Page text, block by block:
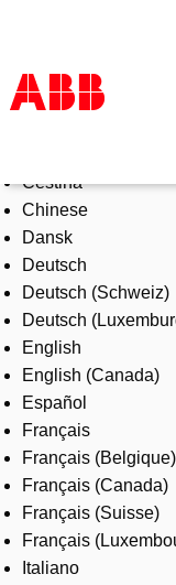
Products &
Industries
Services
About us
Where to buy
Contact us
Careers
Čeština
Chinese
Dansk
Deutsch
Deutsch (Schweiz)
Deutsch
English
English (Canada)
Español
Français
Français (Belgique)
Français (Canada)
Français (Suisse)
Français
Italiano